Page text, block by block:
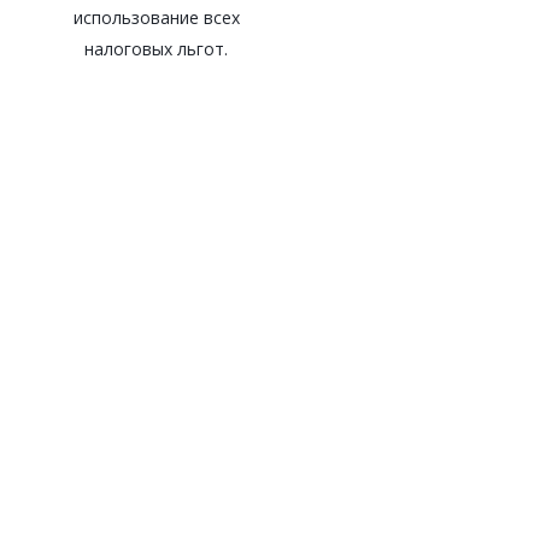
использование всех
налоговых льгот.